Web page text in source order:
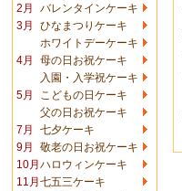
2月
バレンタインケーキ
3月
ひなまつりケーキ
ホワイトデーケーキ
4月
母の日お祝ケーキ
入園・入学祝ケーキ
5月
こどもの日ケーキ
父の日お祝ケーキ
7月
七夕ケーキ
9月
敬老の日お祝ケーキ
10月 ハロウィンケーキ
11月 七五三ケーキ